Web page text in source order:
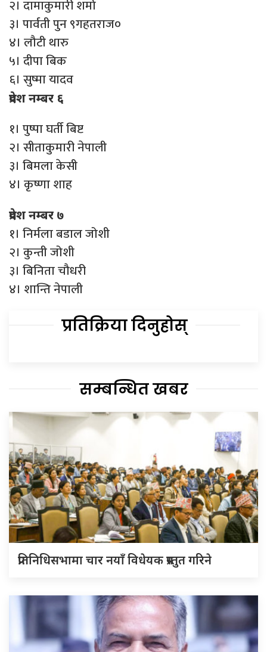
२। दामाकुमारी शर्मा
३। पार्वती पुन ९गहतराज०
४। लौटी थारु
५। दीपा बिक
६। सुष्मा यादव
प्रदेश नम्बर ६
१। पुष्पा घर्ती बिष्ट
२। सीताकुमारी नेपाली
३। बिमला केसी
४। कृष्णा शाह
प्रदेश नम्बर ७
१। निर्मला बडाल जोशी
२। कुन्ती जोशी
३। बिनिता चौधरी
४। शान्ति नेपाली
प्रतिक्रिया दिनुहोस्
सम्बन्धित खबर
प्रतिनिधिसभामा चार नयाँ विधेयक प्रस्तुत गरिने